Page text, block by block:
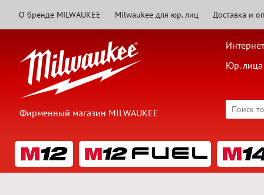
О бренде MILWAUKEE Milwaukee для юр. лиц Доставка и
Фирменный магазин MILWAUKEE
Юр. лица